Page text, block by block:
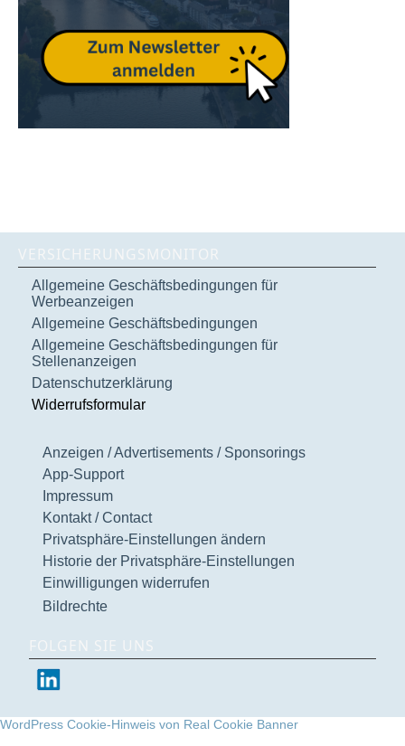
VERSICHERUNGSMONITOR
Allgemeine Geschäftsbedingungen für
Werbeanzeigen
Allgemeine Geschäftsbedingungen
Allgemeine Geschäftsbedingungen für
Stellenanzeigen
Datenschutzerklärung
Widerrufsformular
Anzeigen / Advertisements / Sponsorings
App-Support
Impressum
Kontakt / Contact
Privatsphäre-Einstellungen ändern
Historie der Privatsphäre-Einstellungen
Einwilligungen widerrufen
Bildrechte
FOLGEN SIE UNS
WordPress Cookie-Hinweis von Real Cookie Banner